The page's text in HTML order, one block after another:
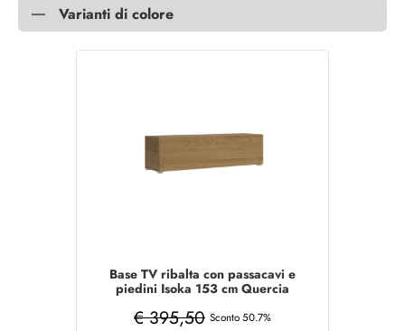
Varianti di colore
Base TV ribalta con passacavi e
piedini Isoka 153 cm Quercia
€ 395,50 Sconto 50.7%